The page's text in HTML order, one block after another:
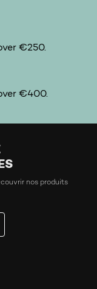
€250.
€400.
nos produits